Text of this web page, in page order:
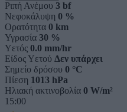
Ριπή Ανέμου 3 bf
Νεφοκάλυψη 0 %
Ορατότητα 0 km
Υγρασία 30 %
Υετός 0.0 mm/hr
Είδος Υετού Δεν υπάρχει
Σημείο δρόσου 0 °C
Πίεση 1013 hPa
Ηλιακή ακτινοβολία 0 W/m²
15:00